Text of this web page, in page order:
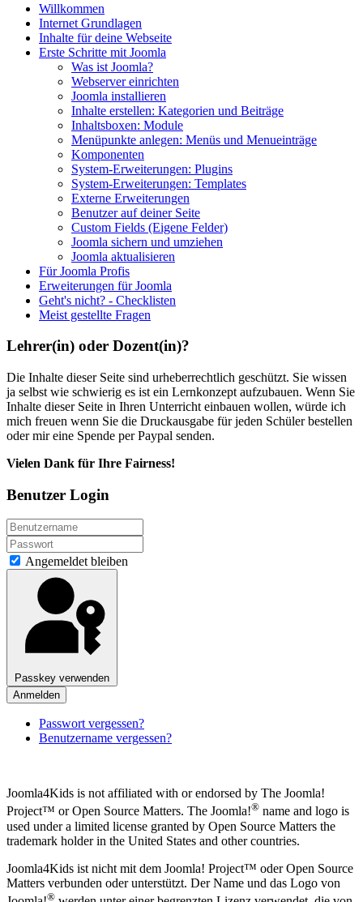
Willkommen
Internet Grundlagen
Inhalte für deine Webseite
Erste Schritte mit Joomla
Was ist Joomla?
Webserver einrichten
Joomla installieren
Inhalte erstellen: Kategorien und Beiträge
Inhaltsboxen: Module
Menüpunkte anlegen: Menüs und Menueinträge
Komponenten
System-Erweiterungen: Plugins
System-Erweiterungen: Templates
Externe Erweiterungen
Benutzer auf deiner Seite
Custom Fields (Eigene Felder)
Joomla sichern und umziehen
Joomla aktualisieren
Für Joomla Profis
Erweiterungen für Joomla
Geht's nicht? - Checklisten
Meist gestellte Fragen
Lehrer(in) oder Dozent(in)?
Die Inhalte dieser Seite sind urheberrechtlich geschützt. Sie wissen
ja selbst wie schwierig es ist ein Lernkonzept aufzubauen. Wenn Sie
Inhalte dieser Seite in Ihren Unterricht einbauen wollen, würde ich
mich freuen wenn Sie die Druckausgabe für jeden Schüler bestellen
oder mir eine Spende per Paypal senden.
Vielen Dank für Ihre Fairness!
Benutzer Login
Angemeldet bleiben
Passkey verwenden
Anmelden
Passwort vergessen?
Benutzername vergessen?
Joomla4Kids is not affiliated with or endorsed by The Joomla!
Project™ or Open Source Matters. The Joomla!® name and logo is
used under a limited license granted by Open Source Matters the
trademark holder in the United States and other countries.
Joomla4Kids ist nicht mit dem Joomla! Project™ oder Open Source
Matters verbunden oder unterstützt. Der Name und das Logo von
®